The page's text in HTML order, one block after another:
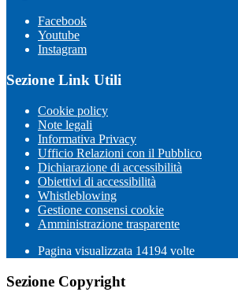
Facebook
Youtube
Instagram
Sezione Link Utili
Cookie policy
Note legali
Informativa Privacy
Ufficio Relazioni con il Pubblico
Dichiarazione di accessibilità
Obiettivi di accessibilità
Whistleblowing
Gestione consensi cookie
Amministrazione trasparente
Pagina visualizzata 14194 volte
Sezione Copyright